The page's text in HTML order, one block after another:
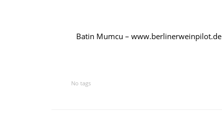
Batin Mumcu – www.berlinerweinpilot.de
No tags